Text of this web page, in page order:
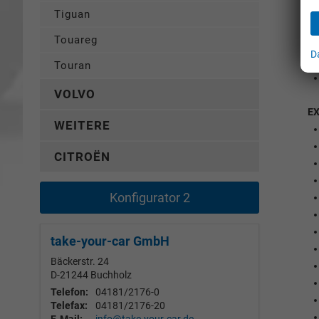
Tiguan
Touareg
Touran
VOLVO
WEITERE
CITROËN
Konfigurator 2
take-your-car GmbH
Bäckerstr. 24
D-21244 Buchholz
Telefon:
04181/2176-0
Telefax:
04181/2176-20